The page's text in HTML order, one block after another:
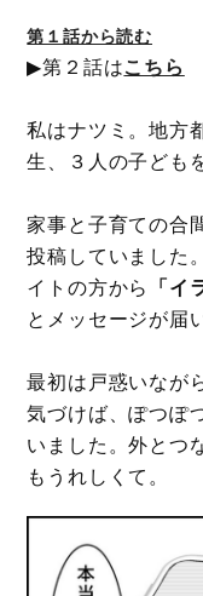
第１話から読む
▶第２話はこちら
私はナツミ。地方
生、３人の子ども
家事と子育ての合
投稿していました
イトの方から 「イ
とメッセージが届
最初は戸惑いなが
気づけば、ぽつぽ
いました。外とつ
もうれしくて。